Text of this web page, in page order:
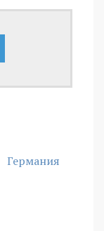
Германия